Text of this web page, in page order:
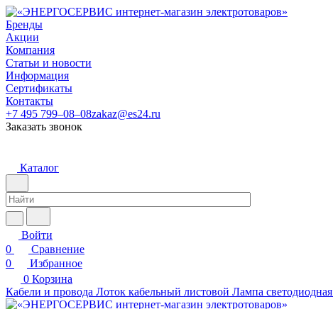
Бренды
Акции
Компания
Статьи и новости
Информация
Сертификаты
Контакты
+7 495 799–08–08zakaz@es24.ru
Заказать звонок
Каталог
Войти
0
Сравнение
0
Избранное
0 Корзина
Кабели и провода Лоток кабельный листовой Лампа светодиодная